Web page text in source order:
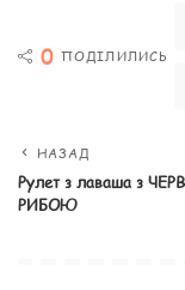
0 ПОДІЛИЛИСЬ
НАЗАД
Рулет з лаваша з
РИБОЮ